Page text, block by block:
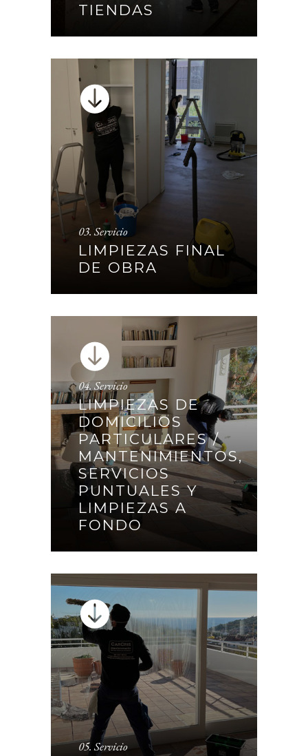
TIENDAS
CONTINUAR
03. Servicio
LIMPIEZAS FINAL
DE OBRA
LIMPIEZAS FINAL DE OBRA
CONTINUAR
04. Servicio
LIMPIEZAS DE
DOMICILIOS
PARTICULARES /
MANTENIMIENTOS,
SERVICIOS
PUNTUALES Y
LIMPIEZAS A
FONDO
LIMPIEZAS DE DOMICILIOS
PARTICULARES /
MANTENIMIENTOS,
SERVICIOS PUNTUALES Y
LIMPIEZAS A FONDO
CONTINUAR
05. Servicio
LIMPIEZA DE CRISTALES